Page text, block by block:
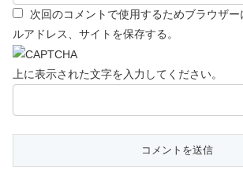
次回のコメントで使用するためブラウザ
ルアドレス、サイトを保存する。
上に表示された文字を入力してください。